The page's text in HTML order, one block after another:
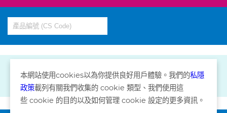
本網站使用cookies以為你提供良好用戶體驗。我們的私隱
政策載列有關我們收集的 cookie 類型、我們使用這
些 cookie 的目的以及如何管理 cookie 設定的更多資訊。